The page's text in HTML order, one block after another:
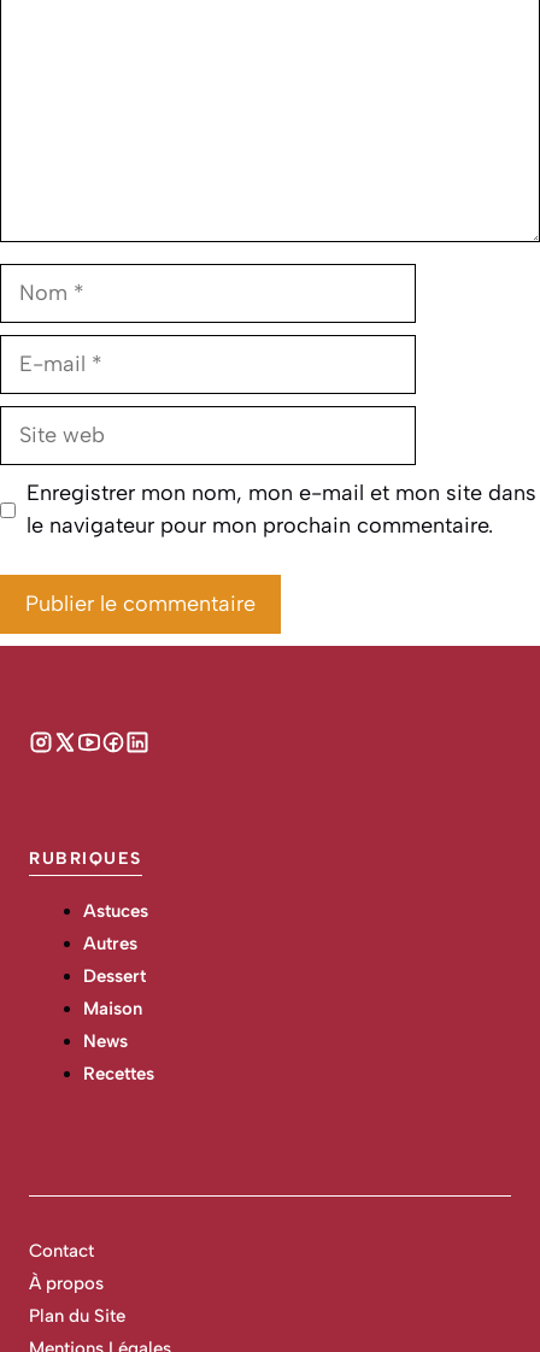
Nom
E-
Site
Enregistrer mon nom, mon e-mail et mon site dans
le navigateur pour mon prochain commentaire.
RUBRIQUES
Astuces
Autres
Dessert
Maison
News
Recettes
Contact
À propos
Plan du Site